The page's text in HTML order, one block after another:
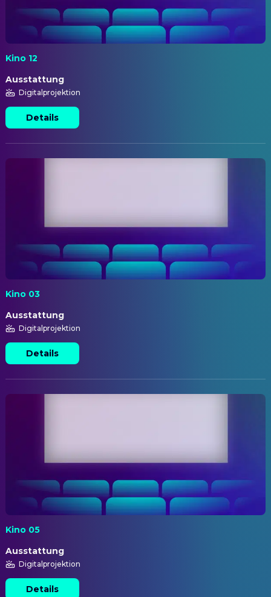
Kino 12
Ausstattung
Digitalprojektion
Details
Kino 03
Ausstattung
Digitalprojektion
Details
Kino 05
Ausstattung
Digitalprojektion
Details